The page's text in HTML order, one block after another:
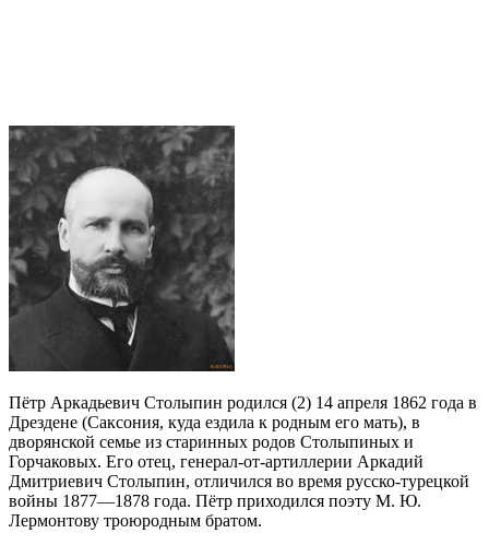
Пётр Аркадьевич Столыпин родился (2) 14 апреля 1862 года в
Дрездене (Саксония, куда ездила к родным его мать), в
дворянской семье из старинных родов Столыпиных и
Горчаковых. Его отец, генерал-от-артиллерии Аркадий
Дмитриевич Столыпин, отличился во время русско-турецкой
войны 1877—1878 года. Пётр приходился поэту М. Ю.
Лермонтову троюродным братом.